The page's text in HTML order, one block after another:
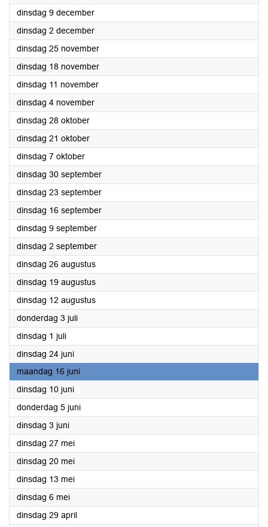
dinsdag 9 december2025
dinsdag 2 december2025
dinsdag 25 november2025
dinsdag 18 november2025
dinsdag 11 november2025
dinsdag 4 november2025
dinsdag 28 oktober2025
dinsdag 21 oktober2025
dinsdag 7 oktober2025
dinsdag 30 september2025
dinsdag 23 september2025
dinsdag 16 september2025
dinsdag 9 september2025
dinsdag 2 september2025
dinsdag 26 augustus2025
dinsdag 19 augustus2025
dinsdag 12 augustus2025
donderdag 3 juli2025
dinsdag 1 juli2025
dinsdag 24 juni2025
maandag 16 juni2025
dinsdag 10 juni2025
donderdag 5 juni2025
dinsdag 3 juni2025
dinsdag 27 mei2025
dinsdag 20 mei2025
dinsdag 13 mei2025
dinsdag 6 mei2025
dinsdag 29 april2025